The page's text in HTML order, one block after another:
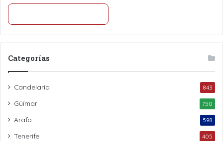
Categorías
Candelaria 843
Güímar 750
Arafo 598
Tenerife 405